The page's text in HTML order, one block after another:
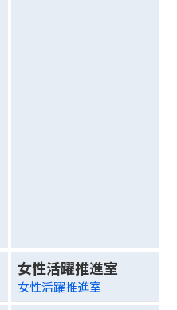
女性活躍推進室
女性活躍推進室